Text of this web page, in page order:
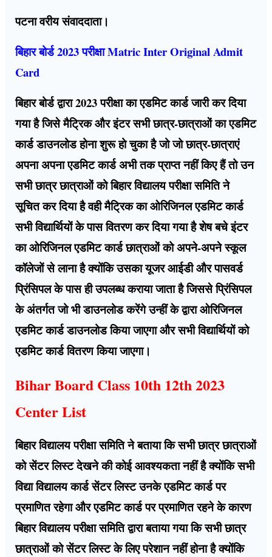
पटना वरीय संवाददाता।
बिहार बोर्ड 2023 परीक्षा Matric Inter Original Admit
Card
बिहार बोर्ड द्वारा 2023 परीक्षा का एडमिट कार्ड जारी कर दिया
गया है जिसे मैट्रिक और इंटर सभी छात्र-छात्राओं का एडमिट
कार्ड डाउनलोड होना शुरू हो चुका है जो जो छात्र-छात्राएं
अपना अपना एडमिट कार्ड अभी तक प्राप्त नहीं किए हैं तो उन
सभी छात्र छात्राओं को बिहार विद्यालय परीक्षा समिति ने
सूचित कर दिया है वही मैट्रिक का ओरिजिनल एडमिट कार्ड
सभी विद्यार्थियों के पास वितरण कर दिया गया है शेष बचे इंटर
का ओरिजिनल एडमिट कार्ड छात्राओं को अपने-अपने स्कूल
कॉलेजों से लाना है क्योंकि उसका यूजर आईडी और पासवर्ड
प्रिंसिपल के पास ही उपलब्ध कराया जाता है जिससे प्रिंसिपल
के अंतर्गत जो भी डाउनलोड करेंगे उन्हीं के द्वारा ओरिजिनल
एडमिट कार्ड डाउनलोड किया जाएगा और सभी विद्यार्थियों को
एडमिट कार्ड वितरण किया जाएगा।
Bihar Board Class 10th 12th 2023
Center List
बिहार विद्यालय परीक्षा समिति ने बताया कि सभी छात्र छात्राओं
को सेंटर लिस्ट देखने की कोई आवश्यकता नहीं है क्योंकि सभी
विद्या विद्यालय कार्ड सेंटर लिस्ट उनके एडमिट कार्ड पर
प्रमाणित रहेगा और एडमिट कार्ड पर प्रमाणित रहने के कारण
बिहार विद्यालय परीक्षा समिति द्वारा बताया गया कि सभी छात्र
छात्राओं को सेंटर लिस्ट के लिए परेशान नहीं होना है क्योंकि